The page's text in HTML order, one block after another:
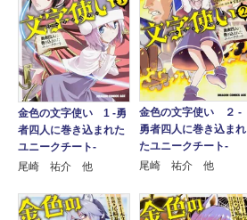
金色の文字使い 1 ‐勇
者四人に巻き込まれた
ユニークチート‐
尾崎 祐介 他
金色の文字使い ２ ‐
勇者四人に巻き込まれ
たユニークチート‐
尾崎 祐介 他